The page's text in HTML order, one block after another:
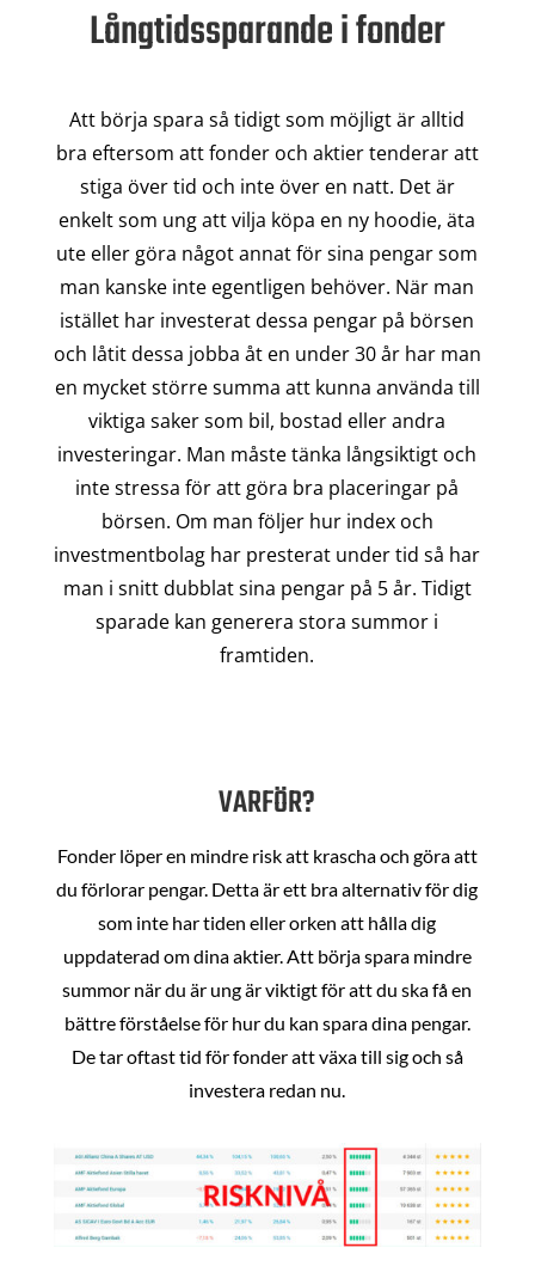
Långtidssparande i fonder
Att börja spara så tidigt som möjligt är alltid
bra eftersom att fonder och aktier tenderar att
stiga över tid och inte över en natt. Det är
enkelt som ung att vilja köpa en ny hoodie, äta
ute eller göra något annat för sina pengar som
man kanske inte egentligen behöver. När man
istället har investerat dessa pengar på börsen
och låtit dessa jobba åt en under 30 år har man
en mycket större summa att kunna använda till
viktiga saker som bil, bostad eller andra
investeringar. Man måste tänka långsiktigt och
inte stressa för att göra bra placeringar på
börsen. Om man följer hur index och
investmentbolag har presterat under tid så har
man i snitt dubblat sina pengar på 5 år. Tidigt
sparade kan generera stora summor i
framtiden.
VARFÖR?
Fonder löper en mindre risk att krascha och göra att
du förlorar pengar. Detta är ett bra alternativ för dig
som inte har tiden eller orken att hålla dig
uppdaterad om dina aktier. Att börja spara mindre
summor när du är ung är viktigt för att du ska få en
bättre förståelse för hur du kan spara dina pengar.
De tar oftast tid för fonder att växa till sig och så
investera redan nu.